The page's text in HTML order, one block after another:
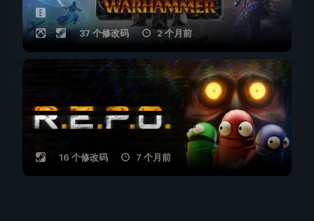
37 个修改码 2 个月前
16 个修改码 7 个月前